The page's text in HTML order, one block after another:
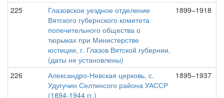
225
Глазовское уездное отделение
Вятского губернского комитета
попечительного общества о
тюрьмах при Министерстве
юстиции, г. Глазов Вятской губернии,
(даты не установлены)
1899–1918
226
Александро-Невская церковь, с.
Удугучин Селтинсого района УАССР
(1894-1944 гг.)
1895–1937